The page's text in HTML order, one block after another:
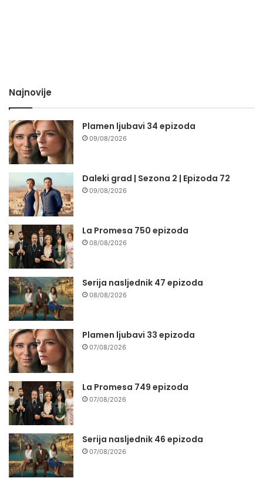
Najnovije
Plamen ljubavi 34 epizoda
09/08/2026
Daleki grad | Sezona 2 | Epizoda 72
09/08/2026
La Promesa 750 epizoda
08/08/2026
Serija nasljednik 47 epizoda
08/08/2026
Plamen ljubavi 33 epizoda
07/08/2026
La Promesa 749 epizoda
07/08/2026
Serija nasljednik 46 epizoda
07/08/2026